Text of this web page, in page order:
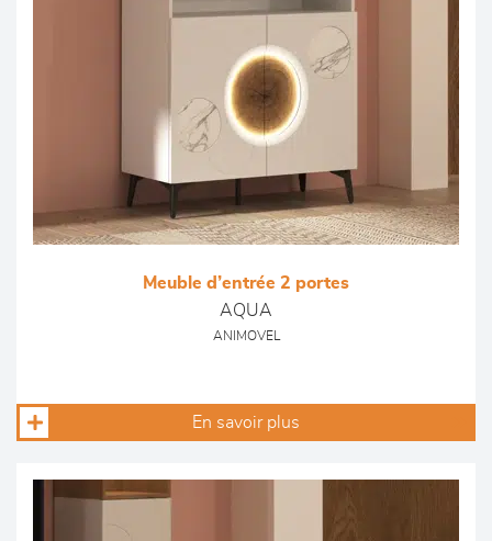
Meuble d’entrée 2 portes
AQUA
ANIMOVEL
En savoir plus